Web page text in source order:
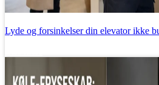
Lyde og forsinkelser din elevator ikke